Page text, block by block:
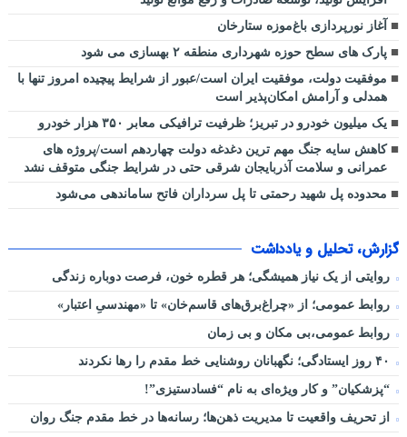
آغاز نورپردازی باغ‌موزه ستارخان
پارک های سطح حوزه شهرداری منطقه ۲ بهسازی می شود
موفقیت دولت، موفقیت ایران است/عبور از شرایط پیچیده امروز تنها با
همدلی و آرامش امکان‌پذیر است
یک میلیون خودرو در تبریز؛ ظرفیت ترافیکی معابر ۳۵۰ هزار خودرو
کاهش سایه جنگ مهم ‌ترین دغدغه دولت چهاردهم است/پروژه ‌های
عمرانی و سلامت آذربایجان شرقی حتی در شرایط جنگی متوقف نشد
محدوده پل شهید رحمتی تا پل سرداران فاتح ساماندهی می‌شود
گزارش، تحلیل و یادداشت
روایتی از یک نیاز همیشگی؛ هر قطره خون، فرصت دوباره زندگی
روابط عمومی؛ از «چراغ‌برق‌های قاسم‌خان» تا «مهندسیِ اعتبار»
روابط عمومی،بی مکان و بی زمان
“پزشکیان” و کار ویژه‌ای به نام “فسادستیزی”!
از تحریف واقعیت تا مدیریت ذهن‌ها؛ رسانه‌ها در خط مقدم جنگ روان